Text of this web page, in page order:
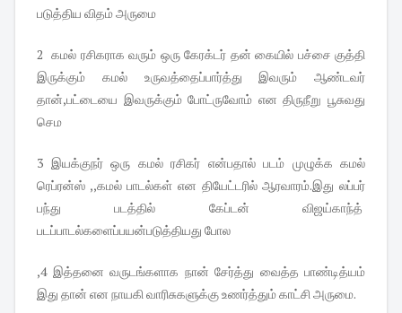
படுத்திய விதம் அருமை
2 கமல் ரசிகராக வரும் ஒரு கேரக்டர் தன் கையில் பச்சை குத்தி
இருக்கும் கமல் உருவத்தைப்பார்த்து இவரும் ஆண்டவர்
தான்,பட்டையை இவருக்கும் போட்ருவோம் என திருநீறு பூசுவது
செம
3 இயக்குநர் ஒரு கமல் ரசிகர் என்பதால் படம் முழுக்க கமல்
ரெப்ரன்ஸ் ,,கமல் பாடல்கள் என தியேட்டரில் ஆரவாரம்.இது லப்பர்
பந்து படத்தில் கேப்டன் விஜய்காந்த்
படப்பாடல்களைப்பயன்படுத்தியது போல
,4 இத்தனை வருடங்களாக நான் சேர்த்து வைத்த பாண்டித்யம்
இது தான் என நாயகி வாரிசுகளுக்கு உணர்த்தும் காட்சி அருமை.